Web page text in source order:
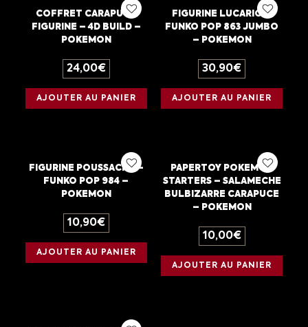
COFFRET CARAPUCE
FIGURINE – 4D BUILD –
POKEMON
24,00€
AJOUTER AU PANIER
FIGURINE LUCARIO –
FUNKO POP 863 JUMBO
– POKEMON
30,90€
AJOUTER AU PANIER
FIGURINE POUSSACHA –
FUNKO POP 984 –
POKEMON
10,90€
AJOUTER AU PANIER
PAPERTOY POKEMON
STARTERS – SALAMECHE
BULBIZARRE CARAPUCE
– POKEMON
10,00€
AJOUTER AU PANIER